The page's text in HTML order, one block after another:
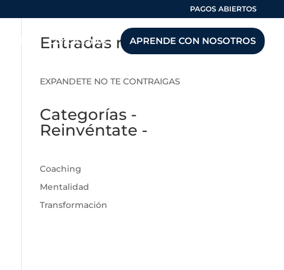
PAGOS ABIERTOS
Contáctanos APRENDE CON NOSOTROS
Entradas recientes
EXPANDETE NO TE CONTRAIGAS
Categorías -
Reinvéntate -
Coaching
Mentalidad
Transformación